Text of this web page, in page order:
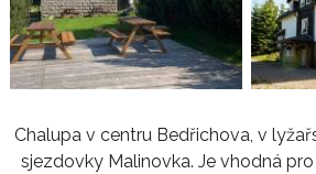
Chalupa v centru Bedřichova, v
sjezdovky Malinovka. Je vhodná